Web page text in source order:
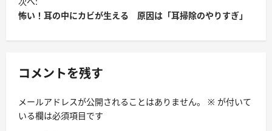
怖い！耳の中にカビが生える 原因は「耳掃除のやりすぎ」
コメントを残す
メールアドレスが公開されることはありません。 ※ が付いて
いる欄は必須項目です